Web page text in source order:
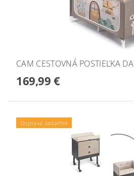
CAM CESTOVNÁ POSTIEĽKA
169,99 €
Doprava zadarmo